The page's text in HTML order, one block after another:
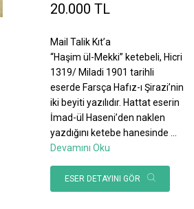
20.000 TL
Mail Talik Kıt’a
“Haşim ül-Mekki” ketebeli, Hicri
1319/ Miladi 1901 tarihli
eserde Farsça Hafız-ı Şirazi’nin
iki beyiti yazılıdır. Hattat eserin
İmad-ül Haseni’den naklen
yazdığını ketebe hanesinde
Devamını Oku
ESER DETAYINI GÖR